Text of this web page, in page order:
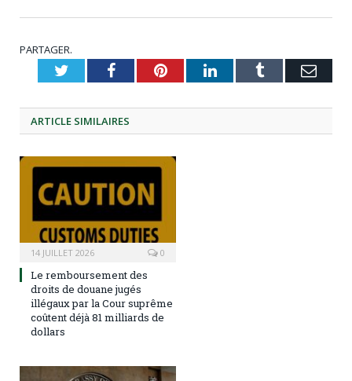
PARTAGER.
TwitterFacebookPinterestLinkedInTumblr
ARTICLE SIMILAIRES
14 JUILLET 2026 0
Le remboursement des
droits de douane jugés
illégaux par la Cour suprême
coûtent déjà 81 milliards de
dollars